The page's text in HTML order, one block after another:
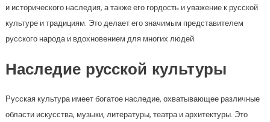
и исторического наследия, а также его гордость и уважение к русской
культуре и традициям. Это делает его значимым представителем
русского народа и вдохновением для многих людей.
Наследие русской культуры
Русская культура имеет богатое наследие, охватывающее различные
области искусства, музыки, литературы, театра и архитектуры. Это